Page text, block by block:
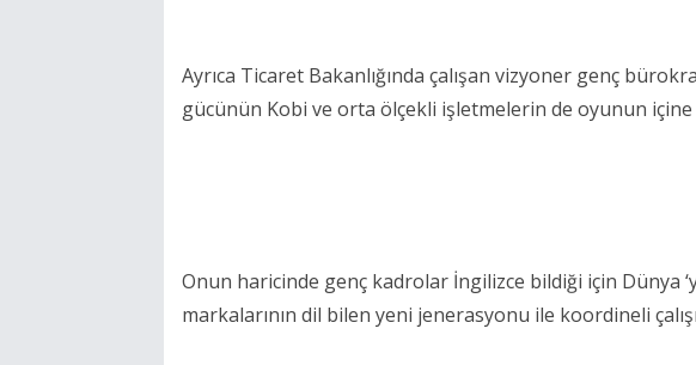
Ayrıca Ticaret Bakanlığında çalışan vizyoner genç
gücünün Kobi ve orta ölçekli işletmelerin de oyunun içine
Onun haricinde genç kadrolar İngilizce bildiği için Dünya
markalarının dil bilen yeni jenerasyonu ile koordineli